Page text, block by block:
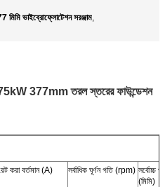
মিমি ভাইব্রোফ্লোটেশন সরঞ্জাম,
377mm তরল স্তরের ফাউন্ডেশন
করা বর্তমান (A) সর্বাধিক ঘূর্ণন গতি (rpm) সর্বোচ্চ
(মিমি)